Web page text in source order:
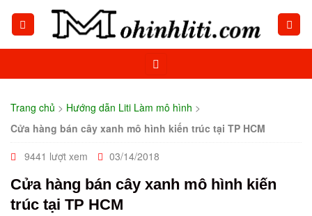
Trang chủ > Hướng dẫn Liti Làm mô hình >
Cửa hàng bán cây xanh mô hình kiến trúc tại TP HCM
9441 lượt xem
03/14/2018
Cửa hàng bán cây xanh mô hình kiến
trúc tại TP HCM